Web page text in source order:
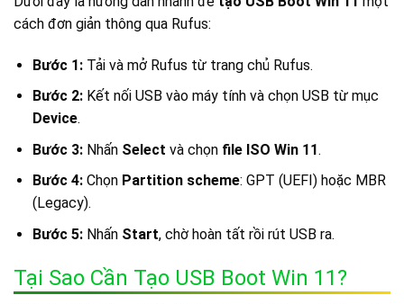
cách đơn giản thông qua Rufus:
Bước 1:Tải và mở Rufus từ trang chủ Rufus.
Bước 2:Kết nối USB vào máy tính và chọn USB từ mục
Device.
Bước 3:Nhấn Select và chọnfile ISO Win 11.
Bước 4:Chọn Partition scheme: GPT (UEFI) hoặc MBR
(Legacy).
Bước 5:Nhấn Start, chờ hoàn tất rồi rút USB ra.
Tại Sao Cần Tạo USB Boot Win 11?